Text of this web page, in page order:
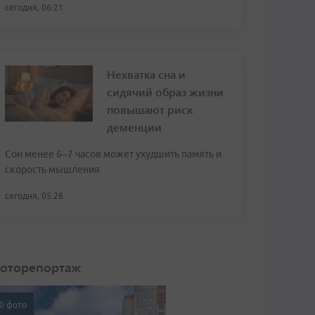
сегодня, 06:21
Нехватка сна и
сидячий образ жизни
повышают риск
деменции
Сон менее 6–7 часов может ухудшить память и
скорость мышления
сегодня, 05:28
фото